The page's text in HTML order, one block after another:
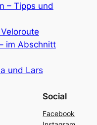
– Tipps und
im Abschnitt
und Lars
Social
Facebook